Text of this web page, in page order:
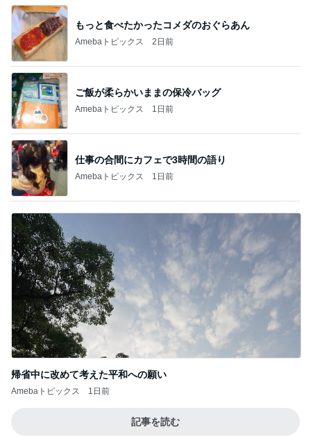
もっと食べたかったコメダのおぐらあん
Amebaトピックス 2日前
ご飯が柔らかいままの保冷バッグ
Amebaトピックス 1日前
仕事の合間にカフェで3時間の語り
Amebaトピックス 1日前
帰省中に改めて考えた平和への願い
Amebaトピックス 1日前
記事を読む